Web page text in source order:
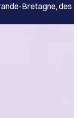
Bretagne, des